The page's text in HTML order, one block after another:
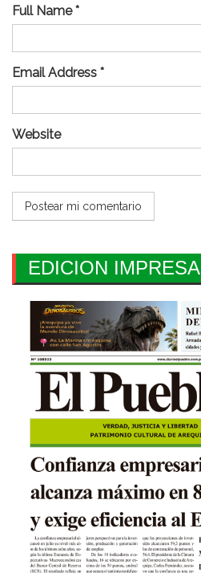
Full Name *
Email Address *
Website
EDICION IMPRESA